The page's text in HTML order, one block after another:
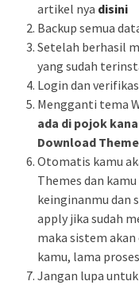
artikel nya disini
Backup semua
Setelah berhasil
yang sudah
Login dan
Mengganti tema
ada di pojok
Download
Otomatis kamu
Themes dan
keinginanmu dan
apply jika sudah
maka sistem
kamu, lama
Jangan lupa